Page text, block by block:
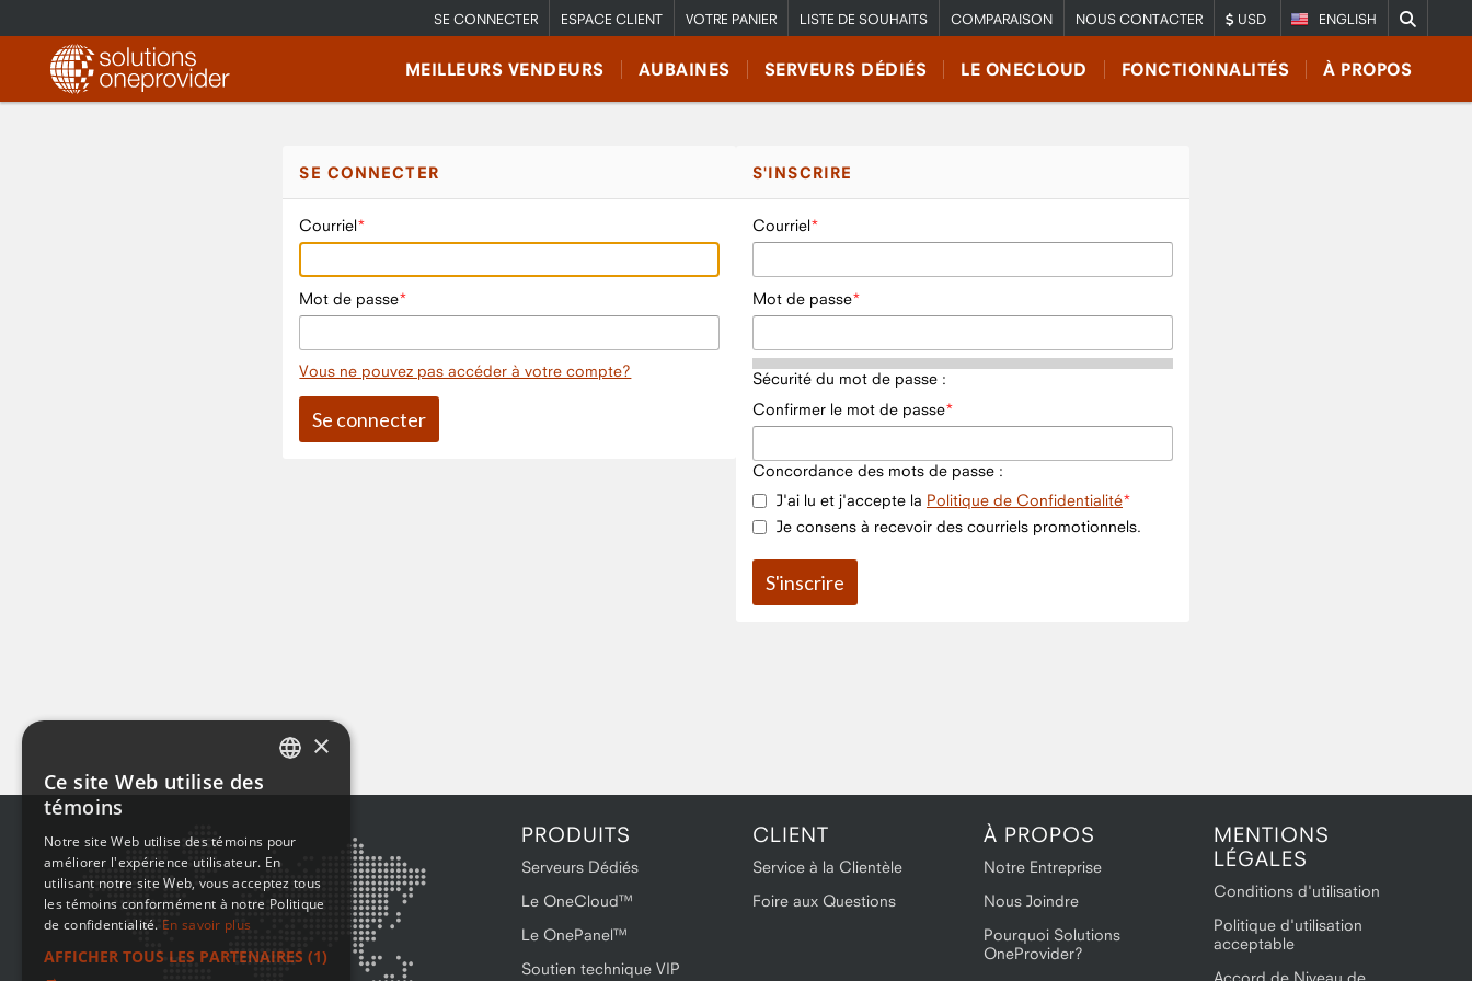
ENGLISH
SE CONNECTER ESPACE CLIENT VOTRE PANIER LISTE DE SOUHAITS COMPARAISON NOUS CONTACTER USD
MEILLEURS VENDEURS AUBAINES SERVEURS DÉDIÉS LE ONECLOUD FONCTIONNALITÉS À PROPOS
SE CONNECTER
Courriel
Mot de passe
Vous ne pouvez pas accéder à votre compte?
S'INSCRIRE
Courriel
Mot de passe
Sécurité du mot de passe :
Confirmer le mot de passe
Concordance des mots de passe :
J'ai lu et j'accepte la Politique de Confidentialité
Je consens à recevoir des courriels promotionnels.
PRODUITS
Serveurs Dédiés
Le OneCloud™
Le OnePanel™
Soutien technique VIP
CLIENT
Service à la Clientèle
Foire aux Questions
À PROPOS
Notre Entreprise
Nous Joindre
Pourquoi Solutions
OneProvider?
MENTIONS
LÉGALES
Conditions d'utilisation
Politique d'utilisation
acceptable
Accord de Niveau de
×
Ce site Web utilise des
témoins
Notre site Web utilise des témoins pour
améliorer l'expérience utilisateur. En
utilisant notre site Web, vous acceptez tous
les témoins conformément à notre Politique
de confidentialité. En savoir plus
AFFICHER TOUS LES PARTENAIRES (1)